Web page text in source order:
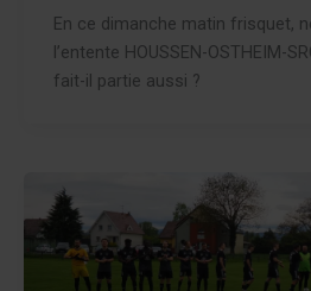
En ce dimanche matin frisquet,
l’entente HOUSSEN-OSTHEIM-
fait-il partie aussi ?